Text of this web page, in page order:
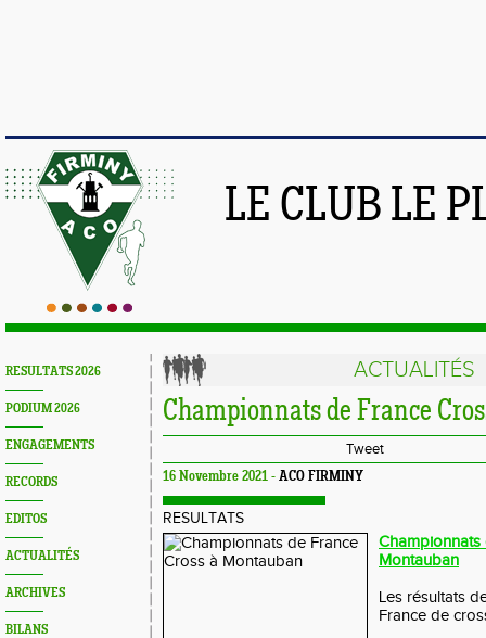
LE CLUB LE
RESULTATS 2026
PODIUM 2026
ENGAGEMENTS
RECORDS
EDITOS
ACTUALITÉS
ARCHIVES
BILANS
ACTUALITÉS
Championnats de France
Tweet
16 Novembre 2021 - ACO FIRMINY
RESULTATS
Championnats
Montauban
Les résultats
France de